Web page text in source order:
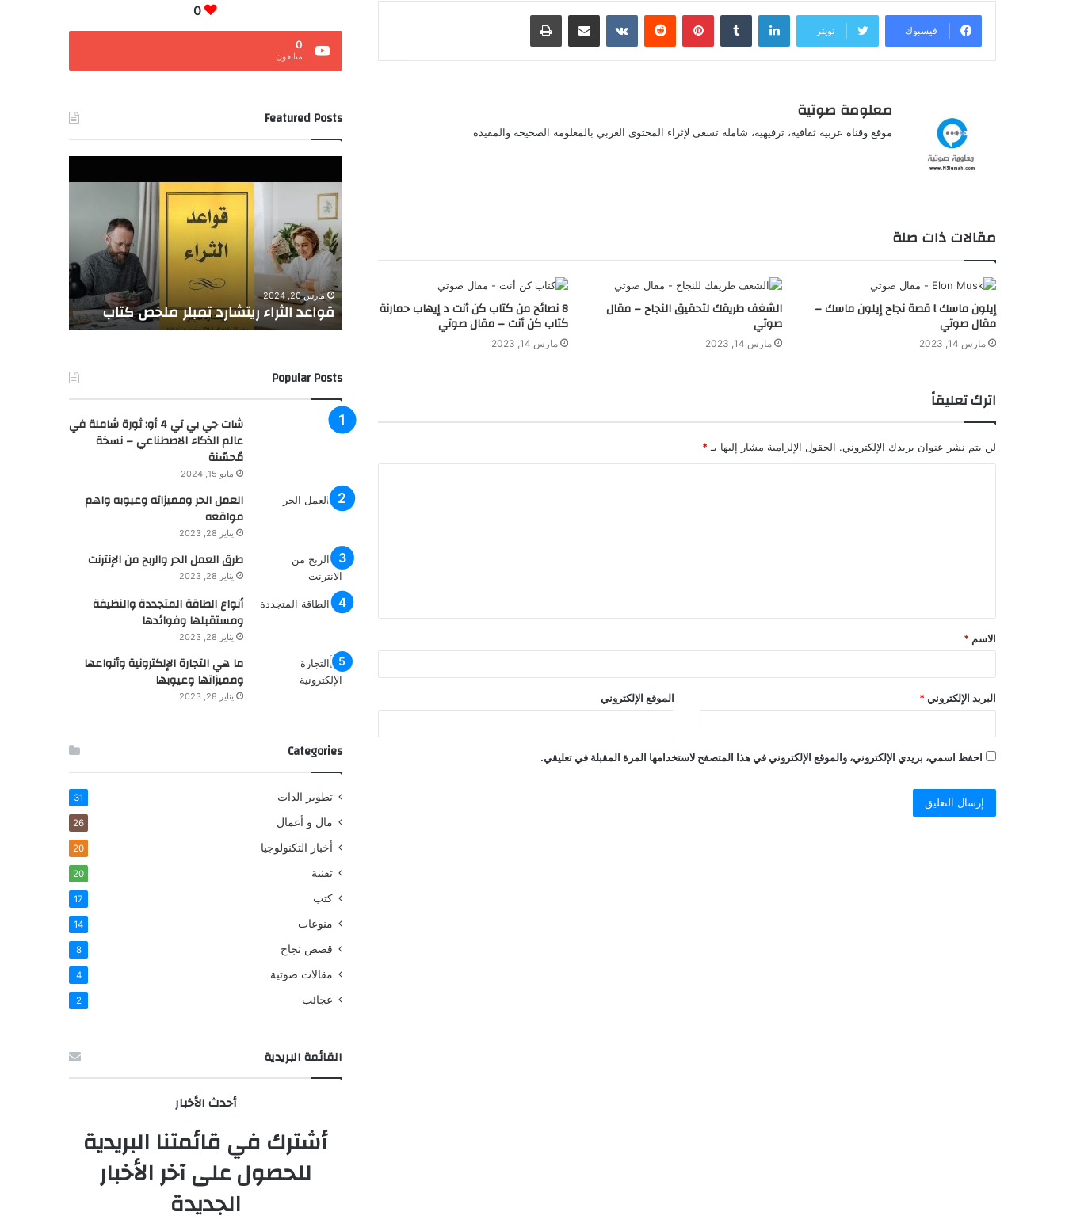
فيسبوك تويتر
لينكدإن بينتيريست مشاركة عبر البريد طباعة
معلومة صوتية
موقع وقناة عربية ثقافية، ترفيهية، شاملة تسعى لإثراء المحتوى العربي بالمعلومة الصحيحة والمفيدة
مقالات ذات صلة
إيلون ماسك l قصة نجاح إيلون ماسك –
مقال صوتي
مارس 14, 2023
الشغف طريقك لتحقيق النجاح – مقال
صوتي
مارس 14, 2023
8 نصائح من كتاب كن أنت د إيهاب حمارنة
كتاب كن أنت – مقال صوتي
مارس 14, 2023
اترك تعليقاً
لن يتم نشر عنوان بريدك الإلكتروني. الحقول الإلزامية مشار إليها بـ *
ق
*
الاسم *
البريد الإلكتروني * الموقع الإلكتروني
احفظ اسمي، بريدي الإلكتروني، والموقع الإلكتروني في هذا المتصفح لاستخدامها المرة المقبلة في تعليقي.
0
0
متابعون
Featured Posts
والثروةِ في عملك؟
ثورة
في
عالم
شات جي بي تي 4 أو: ثورة شاملة في
عالم الذكاء الاصطناعي – نسخة مُحسّنة قواعد الثراء ريتشارد تمبلر ملخص كتاب
ترغبُ
في
تحقيقِ
الاستقرارِ
الماليِّ
وبلوغِ
أهدافكَ
الماليةِ
بثقةٍ
ويسر؟
فبراير 24, 2024
هل ترغبُ في تحقيقِ الاستقرارِ الماليِّ
وبلوغِ أهدافكَ الماليةِ بثقةٍ ويسر؟
–
بسيطةٍ
لتحقيقِ
الحريةِ
Popular Posts
شات جي بي تي 4 أو: ثورة شاملة في
عالم الذكاء الاصطناعي – نسخة
مُحسّنة
مايو 15, 2024
العمل الحر ومميزاته وعيوبه واهم
مواقعه
يناير 28, 2023
طرق العمل الحر والربح من الإنترنت
يناير 28, 2023
أنواع الطاقة المتجددة والنظيفة
ومستقبلها وفوائدها
يناير 28, 2023
ما هي التجارة الإلكترونية وأنواعها
ومميزاتها وعيوبها
يناير 28, 2023
Categories
تطوير الذات 31
مال و أعمال 26
أخبار التكنولوجيا 20
تقنية 20
كتب 17
منوعات 14
قصص نجاح 8
مقالات صوتية 4
عجائب 2
القائمة البريدية
أحدث الأخبار
أشترك في قائمتنا البريدية
للحصول على آخر الأخبار
الجديدة